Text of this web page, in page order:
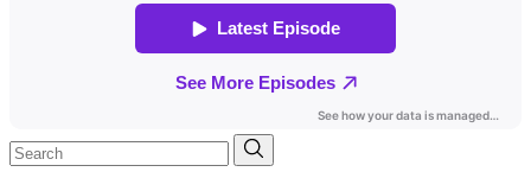
Search
for: